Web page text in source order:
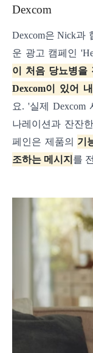
Dexcom
Dexcom은 Nick과
운 광고 캠페인
이 처음 당뇨병을
Dexcom이 있어
요. '실제 Dexcom
나레이션과 잔잔
페인은 제품의 기
조하는 메시지 를